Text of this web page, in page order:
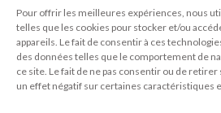
Pour offrir les meilleures expériences, nous
telles que les cookies pour stocker et/ou
appareils. Le fait de consentir à ces
des données telles que le comportement de
ce site. Le fait de ne pas consentir ou de
un effet négatif sur certaines caractéristiques